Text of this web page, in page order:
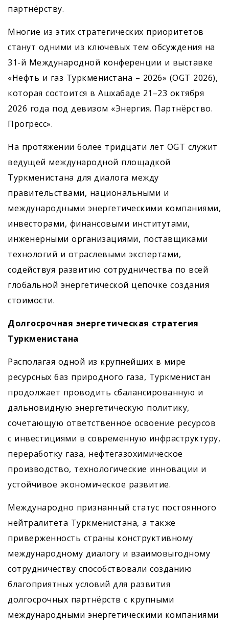
партнёрству.
Многие из этих стратегических приоритетов
станут одними из ключевых тем обсуждения на
31-й Международной конференции и выставке
«Нефть и газ Туркменистана – 2026» (OGT 2026),
которая состоится в Ашхабаде 21–23 октября
2026 года под девизом «Энергия. Партнёрство.
Прогресс».
На протяжении более тридцати лет OGT служит
ведущей международной площадкой
Туркменистана для диалога между
правительствами, национальными и
международными энергетическими компаниями,
инвесторами, финансовыми институтами,
инженерными организациями, поставщиками
технологий и отраслевыми экспертами,
содействуя развитию сотрудничества по всей
глобальной энергетической цепочке создания
стоимости.
Долгосрочная энергетическая стратегия
Туркменистана
Располагая одной из крупнейших в мире
ресурсных баз природного газа, Туркменистан
продолжает проводить сбалансированную и
дальновидную энергетическую политику,
сочетающую ответственное освоение ресурсов
с инвестициями в современную инфраструктуру,
переработку газа, нефтегазохимическое
производство, технологические инновации и
устойчивое экономическое развитие.
Международно признанный статус постоянного
нейтралитета Туркменистана, а также
приверженность страны конструктивному
международному диалогу и взаимовыгодному
сотрудничеству способствовали созданию
благоприятных условий для развития
долгосрочных партнёрств с крупными
международными энергетическими компаниями